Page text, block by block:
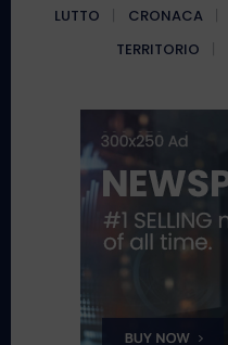
LUTTO CRONACA
TERRITORIO